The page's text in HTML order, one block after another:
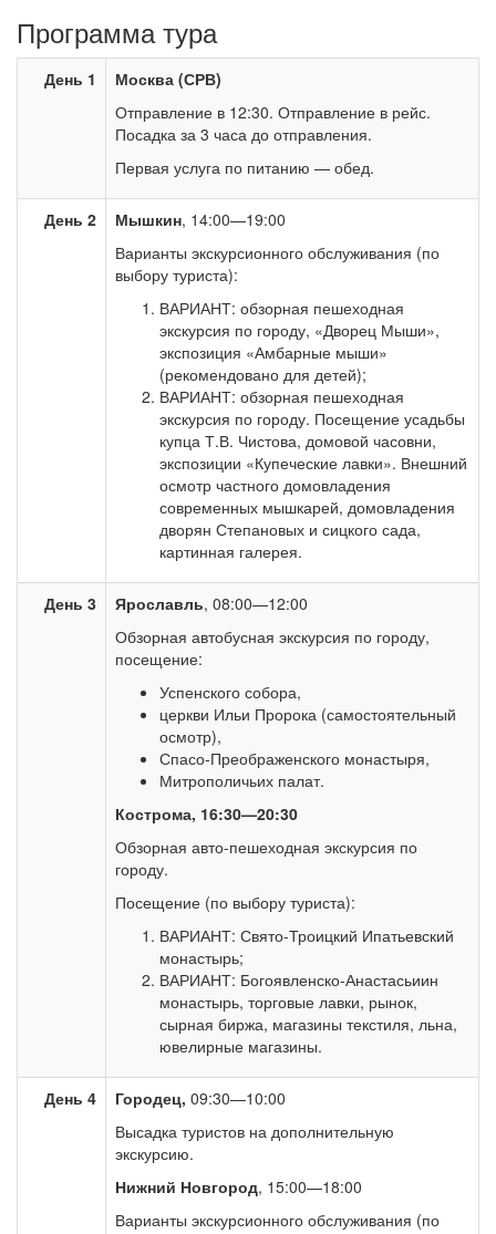
Программа тура
День 1
Москва (СРВ)
Отправление в 12:30. Отправление в рейс.
Посадка за 3 часа до отправления.
Первая услуга по питанию — обед.
День 2 Мышкин, 14:00—19:00
Варианты экскурсионного обслуживания (по
выбору туриста):
ВАРИАНТ: обзорная пешеходная
экскурсия по городу, «Дворец Мыши»,
экспозиция «Амбарные мыши»
(рекомендовано для детей);
ВАРИАНТ: обзорная пешеходная
экскурсия по городу. Посещение усадьбы
купца Т.В. Чистова, домовой часовни,
экспозиции «Купеческие лавки». Внешний
осмотр частного домовладения
современных мышкарей, домовладения
дворян Степановых и сицкого сада,
картинная галерея.
День 3 Ярославль, 08:00—12:00
Обзорная автобусная экскурсия по городу,
посещение:
Успенского собора,
церкви Ильи Пророка (самостоятельный
осмотр),
Спасо-Преображенского монастыря,
Митрополичьих палат.
Кострома, 16:30—20:30
Обзорная авто-пешеходная экскурсия по
городу.
Посещение (по выбору туриста):
ВАРИАНТ: Свято-Троицкий Ипатьевский
монастырь;
ВАРИАНТ: Богоявленско-Анастасьиин
монастырь, торговые лавки, рынок,
сырная биржа, магазины текстиля, льна,
ювелирные магазины.
День 4 Городец, 09:30—10:00
Высадка туристов на дополнительную
экскурсию.
Нижний Новгород, 15:00—18:00
Варианты экскурсионного обслуживания (по